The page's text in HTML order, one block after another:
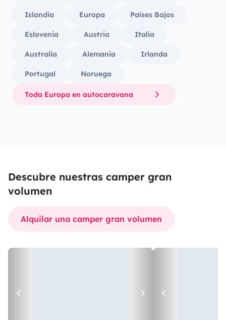
Islandia Europa Países Bajos
Eslovenia Austria Italia
Australia Alemania Irlanda
Portugal Noruega
Toda Europa en autocaravana
Descubre nuestras camper gran
volumen
Alquilar una camper gran volumen